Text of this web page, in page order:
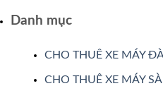
Danh mục
CHO THUÊ XE MÁY
CHO THUÊ XE MÁY